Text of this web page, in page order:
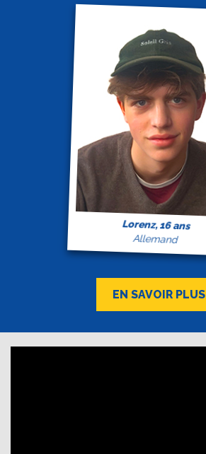
Lorenz, 16 ans
Allemand
EN SAVOIR PLUS